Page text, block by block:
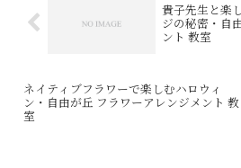
貴子先生と楽
ジの秘密・自
ント 教室
ネイティブフラワーで楽しむハロウィ
ン・自由が丘 フラワーアレンジメント 教
室